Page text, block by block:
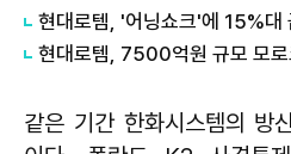
현대로템, '어닝쇼크'에 15%
같은 기간 한화시스템의 방